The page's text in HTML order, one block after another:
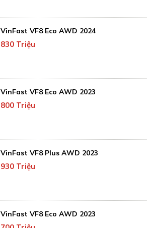
VinFast VF8 Eco AWD 2024
830 Triệu
VinFast VF8 Eco AWD 2023
800 Triệu
VinFast VF8 Plus AWD 2023
930 Triệu
VinFast VF8 Eco AWD 2023